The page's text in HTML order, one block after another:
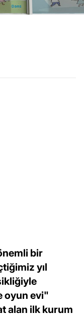
bir
yıl
oyun evi"
alan ilk kurum